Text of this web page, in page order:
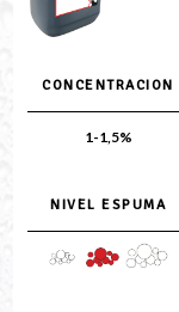
CONCENTRACION
1-1,5%
NIVEL ESPUMA